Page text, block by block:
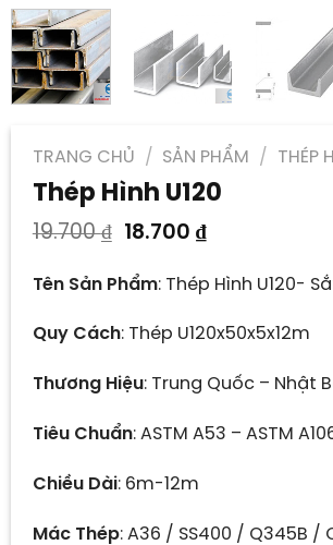
TRANG CHỦ / SẢN PHẨM / THÉP
Thép Hình U120
19.700₫
Giá
là:
19.700 ₫.
18.700 ₫Giá
tại
là:
Tên Sản Phẩm: Thép Hình U120-
Quy Cách: Thép U120x50x5x12m
Thương Hiệu: Trung Quốc – Nhật
Tiêu Chuẩn: ASTM A53 – ASTM
Chiều Dài: 6m-12m
Mác Thép: A36 / SS400 / Q345B /